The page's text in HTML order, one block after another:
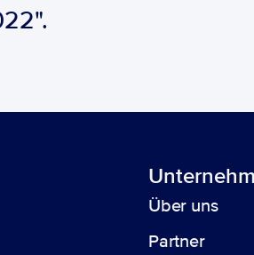
Über uns
Partner